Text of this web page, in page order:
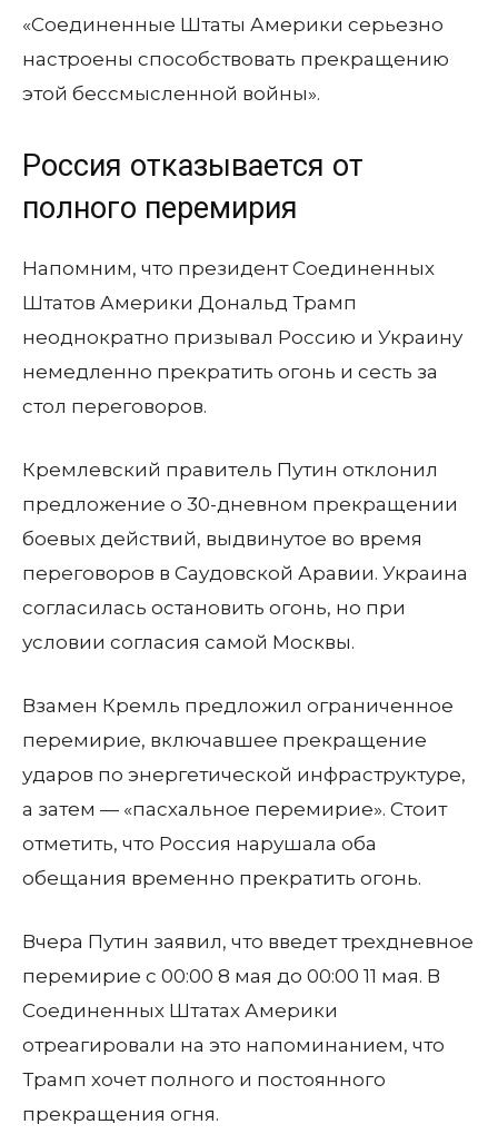
«Соединенные Штаты Америки серьезно
настроены способствовать прекращению
этой бессмысленной войны».
Россия отказывается от
полного перемирия
Напомним, что президент Соединенных
Штатов Америки Дональд Трамп
неоднократно призывал Россию и Украину
немедленно прекратить огонь и сесть за
стол переговоров.
Кремлевский правитель Путин отклонил
предложение о 30-дневном прекращении
боевых действий, выдвинутое во время
переговоров в Саудовской Аравии. Украина
согласилась остановить огонь, но при
условии согласия самой Москвы.
Взамен Кремль предложил ограниченное
перемирие, включавшее прекращение
ударов по энергетической инфраструктуре,
а затем — «пасхальное перемирие». Стоит
отметить, что Россия нарушала оба
обещания временно прекратить огонь.
Вчера Путин заявил, что введет трехдневное
перемирие с 00:00 8 мая до 00:00 11 мая. В
Соединенных Штатах Америки
отреагировали на это напоминанием, что
Трамп хочет полного и постоянного
прекращения огня.